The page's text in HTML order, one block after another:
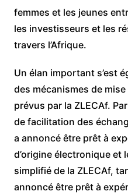
femmes et les jeunes
les investisseurs et les
travers l’Afrique.
Un élan important s’est
des mécanismes de
prévus par la ZLECAf.
de facilitation des
a annoncé être prêt à
d’origine électronique et
simplifié de la ZLECAf,
annoncé être prêt à